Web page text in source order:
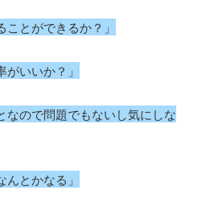
ことができるか？」
がいいか？」
なので問題でもないし気にしな
んとかなる」